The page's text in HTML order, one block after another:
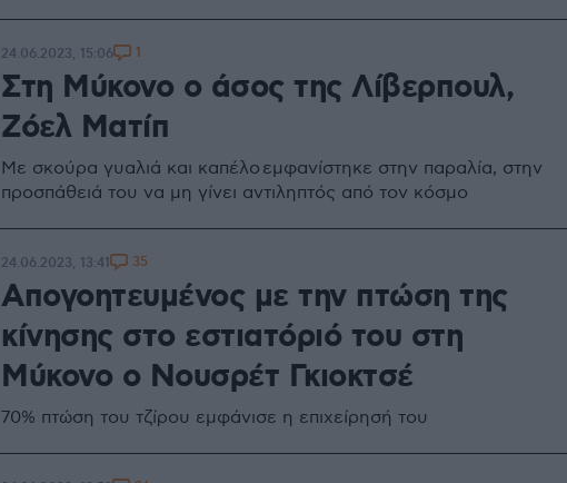
Στη Μύκονο ο άσος της Λίβερπουλ,
Ζόελ Ματίπ
Με σκούρα γυαλιά και καπέλο εμφανίστηκε στην παραλία, στην
προσπάθειά του να μη γίνει αντιληπτός από τον κόσμο
24.06.2023, 15:06 1
Απογοητευμένος με την πτώση της
κίνησης στο εστιατόριό του στη
Μύκονο ο Νουσρέτ Γκιοκτσέ
70% πτώση του τζίρου εμφάνισε η επιχείρησή του
24.06.2023, 13:41 35